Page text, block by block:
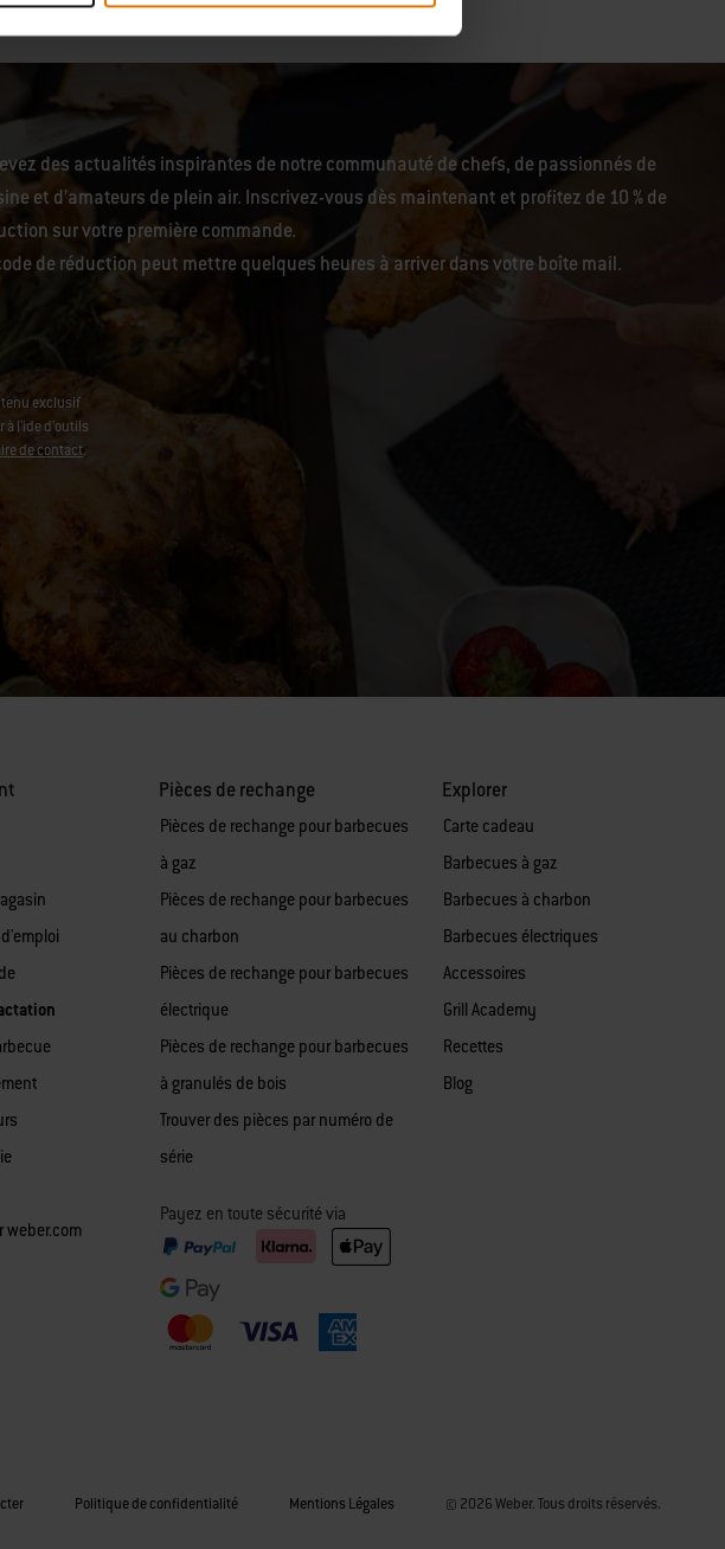
des actualités inspirantes de notre communauté de chefs, de passionnés de
et d’amateurs de plein air. Inscrivez-vous dès maintenant et profitez de 10 % de
sur votre première commande.
de réduction peut mettre quelques heures à arriver dans votre boîte mail.
exclusif
à l'ide d'outils
de contact.
weber.com
Pièces de rechange
Pièces de rechange pour barbecues
à gaz
Pièces de rechange pour barbecues
au charbon
Pièces de rechange pour barbecues
électrique
Pièces de rechange pour barbecues
à granulés de bois
Trouver des pièces par numéro de
série
Payez en toute sécurité via
Explorer
Carte cadeau
Barbecues à gaz
Barbecues à charbon
Barbecues électriques
Accessoires
Grill Academy
Recettes
Blog
Politique de confidentialité Mentions Légales © 2026 Weber. Tous droits réservés.